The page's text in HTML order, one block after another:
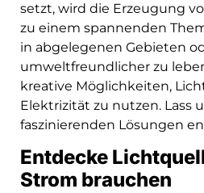
setzt, wird die Erzeugung
zu einem spannenden
in abgelegenen Gebieten
umweltfreundlicher zu
kreative Möglichkeiten,
Elektrizität zu nutzen. Lass
faszinierenden Lösungen
Entdecke
Strom brauchen